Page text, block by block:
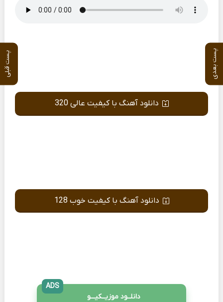
پست بعدی پست قبلی
دانلود آهنگ با کیفیت عالی 320
دانلود آهنگ با کیفیت خوب 128
دانلــود موزیــکیـــو
ADS